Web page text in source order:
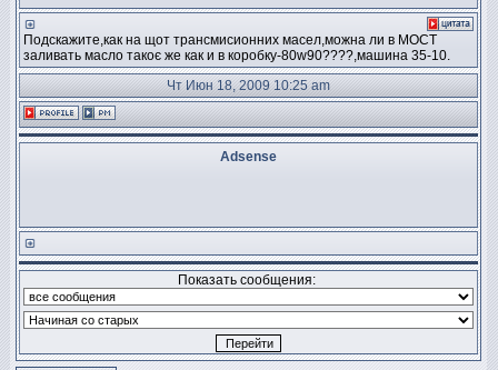
Подскажите,как на щот трансмисионних масел,можна ли в МОСТ
заливать масло такоє же как и в коробку-80w90????,машина 35-10.
Чт Июн 18, 2009 10:25 am
Adsense
Показать сообщения: